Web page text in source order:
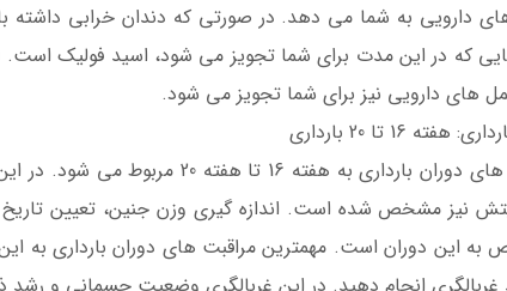
دارویی به شما می دهد. در صورتی که دندان خرابی داشته
که در این مدت برای شما تجویز می شود، اسید فولیک است.
های دارویی نیز برای شما تجویز می شود.
16 تا 20 بارداری
بخش بعدی مراقبت های دوران
نیز مشخص شده است. اندازه گیری وزن جنین، تعیین
این دوران است. مهمترین مراقبت های دوران بارداری به این